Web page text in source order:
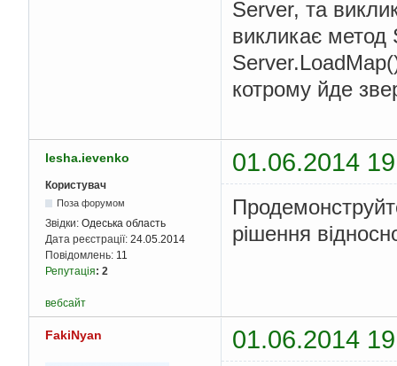
Server, та
викликає метод
котрому йде
lesha.ievenko 01.06.2014
Користувач
Поза форумом
Звідки: Одеська область
Дата реєстрації: 24.05.2014
Повідомлень: 11
Репутація: 2
рішення
вебсайт
FakiNyan 01.06.2014